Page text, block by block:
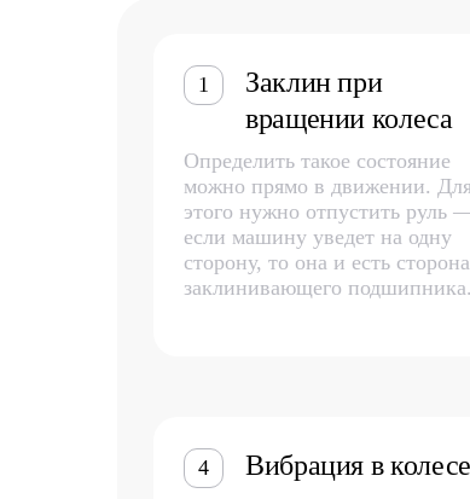
1
Заклин при
вращении колеса
Определить такое состояние
можно прямо в движении.
этого нужно отпустить руль
если машину уведет на одну
сторону, то она и есть сторона
заклинивающего подшипника.
4 Вибрация в колесе